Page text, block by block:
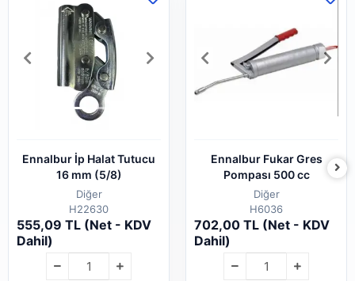
Ennalbur İp Halat Tutucu
16 mm (5/8)
Diğer
H22630
555,09 TL (Net - KDV
Dahil)
Ennalbur Fukar Gres
Pompası 500 cc
Diğer
H6036
702,00 TL (Net - KDV
Dahil)